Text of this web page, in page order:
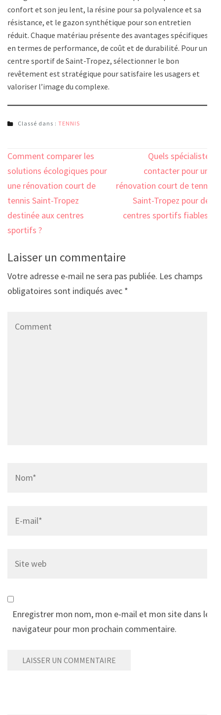
confort et son jeu lent, la résine pour sa polyvalence et sa
résistance, et le gazon synthétique pour son entretien
réduit. Chaque matériau présente des avantages spécifiques
en termes de performance, de coût et de durabilité. Pour un
centre sportif de Saint-Tropez, sélectionner le bon
revêtement est stratégique pour satisfaire les usagers et
valoriser l’image du complexe.
Classé dans : TENNIS
Navigation
de
l’article
Comment comparer les
solutions écologiques pour
une rénovation court de
tennis Saint-Tropez
destinée aux centres
sportifs ?
Quels spécialistes
contacter pour une
rénovation court de tennis
Saint-Tropez pour des
centres sportifs fiables ?
Laisser un commentaire
Votre adresse e-mail ne sera pas publiée. Les champs
obligatoires sont indiqués avec *
web
Enregistrer mon nom, mon e-mail et mon site dans le
navigateur pour mon prochain commentaire.